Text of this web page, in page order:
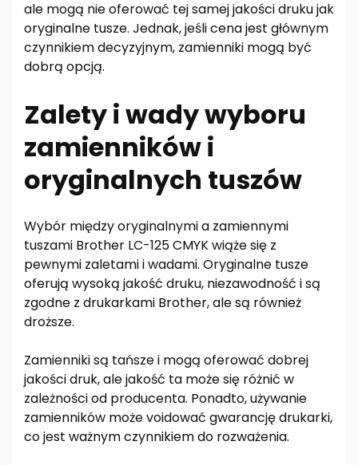
ale mogą nie oferować tej samej jakości druku jak
oryginalne tusze. Jednak, jeśli cena jest głównym
czynnikiem decyzyjnym, zamienniki mogą być
dobrą opcją.
Zalety i wady wyboru
zamienników i
oryginalnych tuszów
Wybór między oryginalnymi a zamiennymi
tuszami Brother LC-125 CMYK wiąże się z
pewnymi zaletami i wadami. Oryginalne tusze
oferują wysoką jakość druku, niezawodność i są
zgodne z drukarkami Brother, ale są również
droższe.
Zamienniki są tańsze i mogą oferować dobrej
jakości druk, ale jakość ta może się różnić w
zależności od producenta. Ponadto, używanie
zamienników może voidować gwarancję drukarki,
co jest ważnym czynnikiem do rozważenia.